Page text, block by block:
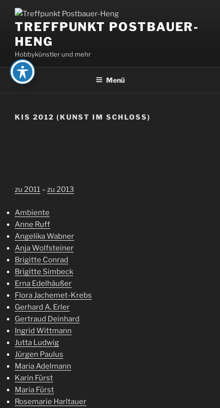
Inhalt
springenTREFFPUNKT POSTBAUER-
HENG
Hobbykünstler und mehr
Menü
KIS 2012 (KUNST IM SCHLOSS)
zu 2011 –zu 2013
Ambiente
Anne Ruff
Angelika Wabner
Anja Wolfsteiner
Brigitte Conrad
Brigitte Simbeck
Erna Edelhäußer
Flora Jachemet-Krebs
Gerhard A. Erler
Gertraud Deinhard
Ingrid Wittmann
Jutta Ludwig
Jürgen Paulus
Maria Adelmann
Karin Fürst
Maria Fürst
Rosemarie Harltauer